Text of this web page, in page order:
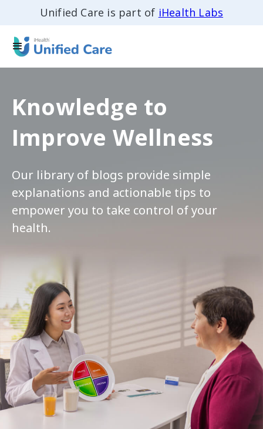
Unified Care is part of iHealth Labs
Knowledge to
Improve Wellness
Our library of blogs provide simple
explanations and actionable tips to
empower you to take control of your
health.